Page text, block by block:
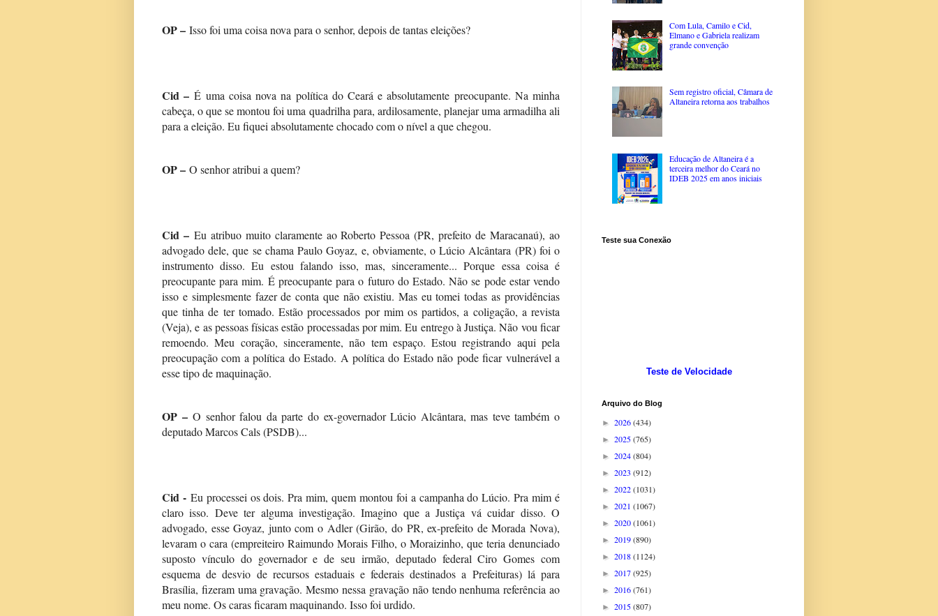
OP – Isso foi uma coisa nova para o senhor, depois de tantas eleições?
Cid – É uma coisa nova na política do Ceará e absolutamente preocupante. Na minha
cabeça, o que se montou foi uma quadrilha para, ardilosamente, planejar uma armadilha ali
para a eleição. Eu fiquei absolutamente chocado com o nível a que chegou.
OP – O senhor atribui a quem?
Cid – Eu atribuo muito claramente ao Roberto Pessoa (PR, prefeito de Maracanaú), ao
advogado dele, que se chama Paulo Goyaz, e, obviamente, o Lúcio Alcântara (PR) foi o
instrumento disso. Eu estou falando isso, mas, sinceramente... Porque essa coisa é
preocupante para mim. É preocupante para o futuro do Estado. Não se pode estar vendo
isso e simplesmente fazer de conta que não existiu. Mas eu tomei todas as providências
que tinha de ter tomado. Estão processados por mim os partidos, a coligação, a revista
(Veja), e as pessoas físicas estão processadas por mim. Eu entrego à Justiça. Não vou ficar
remoendo. Meu coração, sinceramente, não tem espaço. Estou registrando aqui pela
preocupação com a política do Estado. A política do Estado não pode ficar vulnerável a
esse tipo de maquinação.
OP –O senhor falou da parte do ex-governador Lúcio Alcântara, mas teve também o
deputado Marcos Cals (PSDB)...
Cid -Eu processei os dois. Pra mim, quem montou foi a campanha do Lúcio. Pra mim é
claro isso. Deve ter alguma investigação. Imagino que a Justiça vá cuidar disso. O
advogado, esse Goyaz, junto com o Adler (Girão, do PR, ex-prefeito de Morada Nova),
levaram o cara (empreiteiro Raimundo Morais Filho, o Moraizinho, que teria denunciado
suposto vínculo do governador e de seu irmão, deputado federal Ciro Gomes com
esquema de desvio de recursos estaduais e federais destinados a Prefeituras) lá para
Brasília, fizeram uma gravação. Mesmo nessa gravação não tendo nenhuma referência ao
meu nome. Os caras ficaram maquinando. Isso foi urdido.
Com Lula, Camilo e Cid,
Elmano e Gabriela realizam
grande convenção
Sem registro oficial, Câmara de
Altaneira retorna aos trabalhos
Educação de Altaneira é a
terceira melhor do Ceará no
IDEB 2025 em anos iniciais
Teste sua Conexão
Teste de Velocidade
Arquivo do Blog
► 2026(434)
► 2025(765)
► 2024(804)
► 2023 (912)
► 2022(1031)
► 2021 (1067)
► 2020(1061)
► 2019(890)
► 2018(1124)
► 2017(925)
► 2016(761)
► 2015(807)